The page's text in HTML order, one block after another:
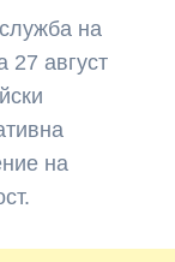
на
август
на